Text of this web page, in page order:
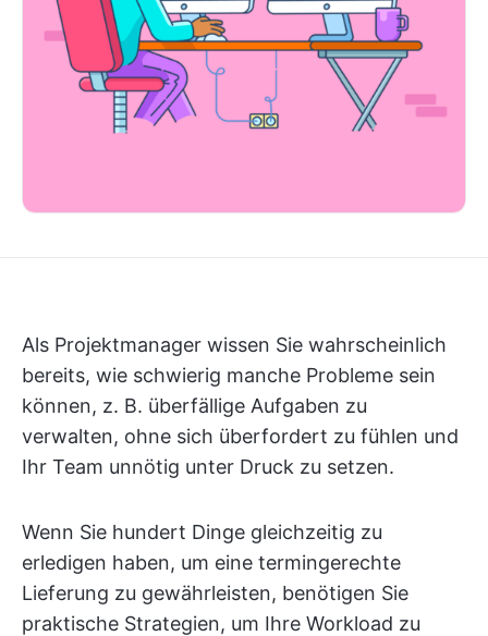
Als Projektmanager wissen Sie wahrscheinlich
bereits, wie schwierig manche Probleme sein
können, z. B. überfällige Aufgaben zu
verwalten, ohne sich überfordert zu fühlen und
Ihr Team unnötig unter Druck zu setzen.
Wenn Sie hundert Dinge gleichzeitig zu
erledigen haben, um eine termingerechte
Lieferung zu gewährleisten, benötigen Sie
praktische Strategien, um Ihre Workload zu